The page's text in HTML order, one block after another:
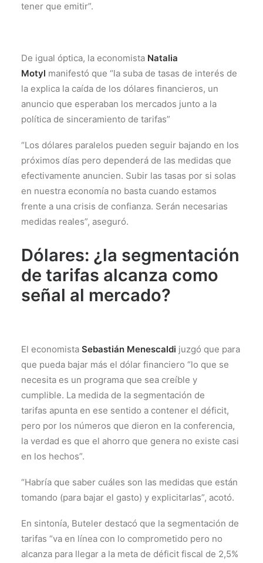
tener que emitir”.
De igual óptica, la economista Natalia
Motyl manifestó que “la suba de tasas de interés de
la explica la caída de los dólares financieros, un
anuncio que esperaban los mercados junto a la
política de sinceramiento de tarifas”
“Los dólares paralelos pueden seguir bajando en los
próximos días pero dependerá de las medidas que
efectivamente anuncien. Subir las tasas por si solas
en nuestra economía no basta cuando estamos
frente a una crisis de confianza. Serán necesarias
medidas reales”, aseguró.
Dólares: ¿la segmentación
de tarifas alcanza como
señal al mercado?
El economista Sebastián Menescaldi juzgó que para
que pueda bajar más el dólar financiero “lo que se
necesita es un programa que sea creíble y
cumplible. La medida de la segmentación de
tarifas apunta en ese sentido a contener el déficit,
pero por los números que dieron en la conferencia,
la verdad es que el ahorro que genera no existe casi
en los hechos”.
“Habría que saber cuáles son las medidas que están
tomando (para bajar el gasto) y explicitarlas”, acotó.
En sintonía, Buteler destacó que la segmentación de
tarifas “va en línea con lo comprometido pero no
alcanza para llegar a la meta de déficit fiscal de 2,5%